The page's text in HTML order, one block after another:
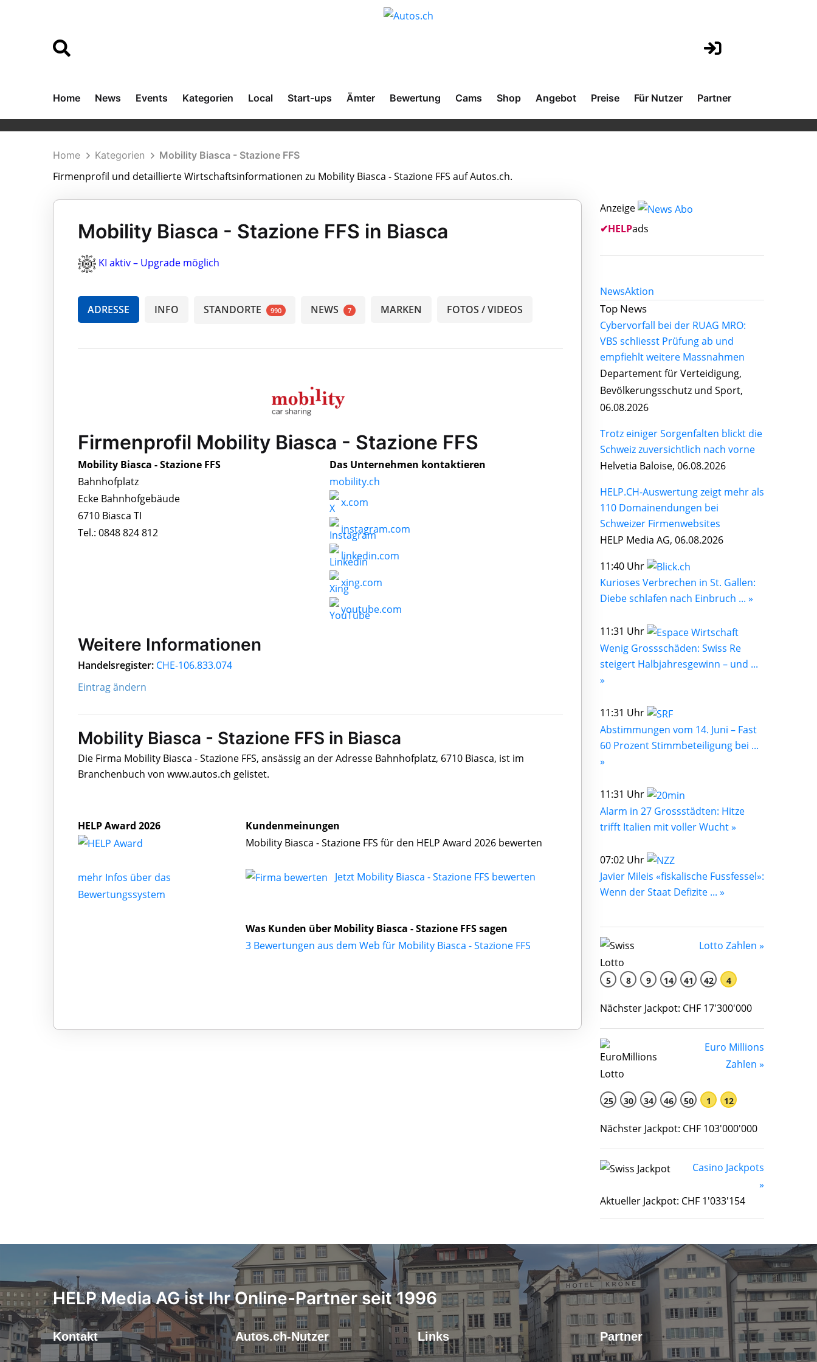
Home News Events Kategorien Local Start-ups Ämter Bewertung Cams Shop Angebot Preise Für Nutzer Partner
Home Kategorien Mobility Biasca - Stazione FFS
Firmenprofil und detaillierte Wirtschaftsinformationen zu Mobility Biasca - Stazione FFS auf Autos.ch.
Mobility Biasca - Stazione FFS in Biasca
KI aktiv – Upgrade möglich
ADRESSE INFO STANDORTE 990 NEWS 7 MARKEN FOTOS / VIDEOS
Firmenprofil Mobility Biasca - Stazione FFS
Mobility Biasca - Stazione FFS
Bahnhofplatz
Ecke Bahnhofgebäude
6710 Biasca TI
Tel.: 0848 824 812
Das Unternehmen kontaktieren
mobility.ch
x.com
instagram.com
linkedin.com
xing.com
youtube.com
Weitere Informationen
Handelsregister: CHE-106.833.074
Eintrag ändern
Mobility Biasca - Stazione FFS in Biasca
Die Firma Mobility Biasca - Stazione FFS, ansässig an der Adresse Bahnhofplatz, 6710 Biasca, ist im
Branchenbuch von www.autos.ch gelistet.
HELP Award 2026
mehr Infos über das
Bewertungssystem
Kundenmeinungen
Mobility Biasca - Stazione FFS für den HELP Award 2026 bewerten
Jetzt Mobility Biasca - Stazione FFS bewerten
Was Kunden über Mobility Biasca - Stazione FFS sagen
3 Bewertungen aus dem Web für Mobility Biasca - Stazione FFS
Anzeige
✔HELPads
NewsAktion
Top News
Cybervorfall bei der RUAG MRO:
VBS schliesst Prüfung ab und
empfiehlt weitere Massnahmen
Departement für Verteidigung,
Bevölkerungsschutz und Sport,
06.08.2026
Trotz einiger Sorgenfalten blickt die
Schweiz zuversichtlich nach vorne
Helvetia Baloise, 06.08.2026
HELP.CH-Auswertung zeigt mehr als
110 Domainendungen bei
Schweizer Firmenwebsites
HELP Media AG, 06.08.2026
11:40 Uhr
Kurioses Verbrechen in St. Gallen:
Diebe schlafen nach Einbruch ... »
11:31 Uhr
Wenig Grossschäden: Swiss Re
steigert Halbjahresgewinn – und ...
»
11:31 Uhr
Abstimmungen vom 14. Juni – Fast
60 Prozent Stimmbeteiligung bei ...
»
11:31 Uhr
Alarm in 27 Grossstädten: Hitze
trifft Italien mit voller Wucht »
07:02 Uhr
Javier Mileis «fiskalische Fussfessel»:
Wenn der Staat Defizite ... »
Lotto Zahlen »
5 8 9 14 41 42 4
Nächster Jackpot: CHF 17'300'000
Euro Millions
Zahlen »
25 30 34 46 50 1 12
Nächster Jackpot: CHF 103'000'000
Casino Jackpots
»
Aktueller Jackpot: CHF 1'033'154
HELP Media AG ist Ihr Online-Partner seit 1996
Kontakt Autos.ch-Nutzer Links Partner